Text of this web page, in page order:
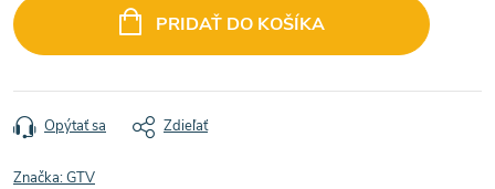
cena:
PRIDAŤ DO KOŠÍKA
Opýtať sa Zdieľať
Značka:GTV